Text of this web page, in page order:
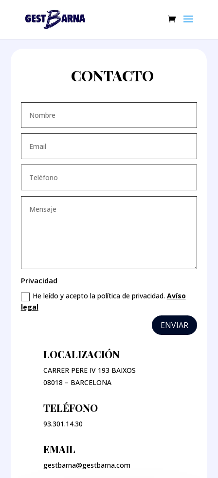
CONTACTO
Privacidad
He leído y acepto la política de privacidad. Avíso
legal
ENVIAR
LOCALIZACIÓN
CARRER PERE IV 193 BAIXOS
08018 – BARCELONA
TELÉFONO
93.301.14.30
EMAIL
gestbarna@gestbarna.com